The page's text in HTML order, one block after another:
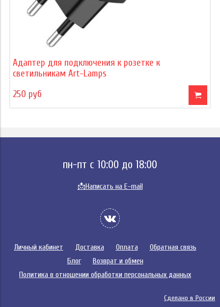
Адаптер для подключения к розетке к
светильникам Art-Lamps
250 руб
пн-пт с 10:00 до 18:00
📩Написать на E-mail
Личный кабинет Доставка Оплата
Обратная связь
Блог
Возврат и обмен
Политика в отношении обработки персональных данных
Сделано в России